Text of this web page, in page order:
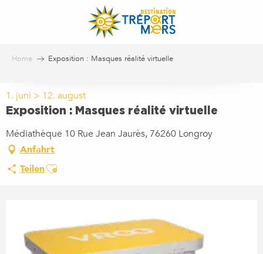
Home Exposition : Masques réalité virtuelle
1. juni > 12. august
Exposition : Masques réalité virtuelle
Médiathèque 10 Rue Jean Jaurès, 76260 Longroy
Anfahrt
TeilenAjouter aux favoris